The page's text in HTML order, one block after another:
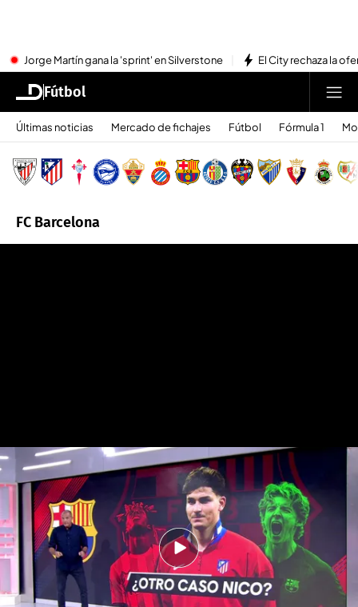
Jorge Martín gana la 'sprint' en Silverstone El City rechaza la
Fútbol
Últimas noticias Mercado de fichajes Fútbol Fórmula 1
FC Barcelona
Manu Carreño y los paralelismos
entre el no fichaje de Nico Williams
por el Barça y la operación por Julián
Álvarez
Manu Carreño, en ElDesmarque Mediodía.ElDesmarque